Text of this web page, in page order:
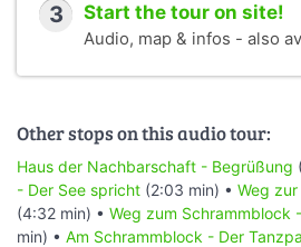
3 Start the tour on site!
Audio, map & infos - also
Other stops on this audio tour:
Haus der Nachbarschaft - Begrüßung
- Der See spricht (2:03 min) • Weg
(4:32 min) • Weg zum Schrammblock
min) • Am Schrammblock - Der